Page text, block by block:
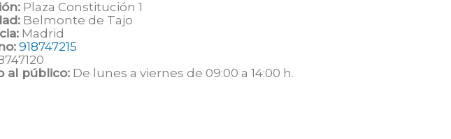
Plaza Constitución 1
Belmonte de Tajo
Madrid
918747215
al público: De lunes a viernes de 09:00 a 14:00 h.